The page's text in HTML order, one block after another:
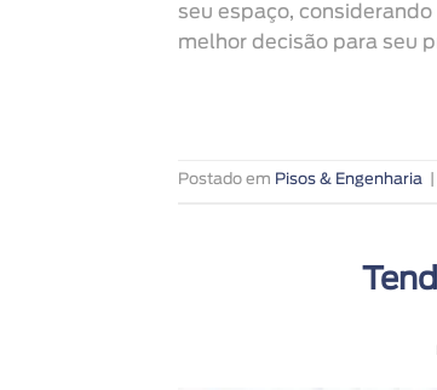
seu espaço,
melhor decisão para seu
Postado em Pisos & Engenharia